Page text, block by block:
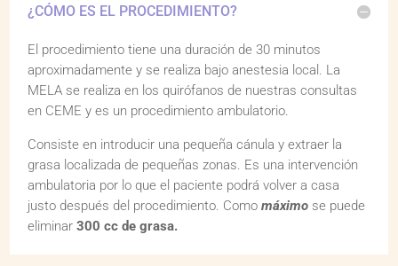
¿CÓMO ES EL PROCEDIMIENTO?
El procedimiento tiene una duración de 30 minutos
aproximadamente y se realiza bajo anestesia local. La
MELA se realiza en los quirófanos de nuestras consultas
en CEME y es un procedimiento ambulatorio.
Consiste en introducir una pequeña cánula y extraer la
grasa localizada de pequeñas zonas. Es una intervención
ambulatoria por lo que el paciente podrá volver a casa
justo después del procedimiento. Comomáximo se puede
eliminar300 cc de grasa.